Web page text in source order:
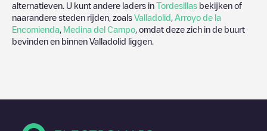
alternatieven. U kunt andere laders in Tordesillas bekijken of
naarandere steden rijden, zoals Valladolid Arroyo de la
Encomienda Medina del Campo , omdat deze zich in de buurt
bevinden en binnen Valladolid liggen.